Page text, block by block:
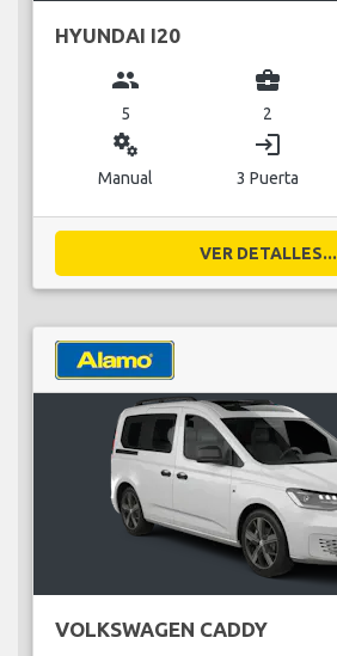
HYUNDAI I20
group
5
business_center
2
miscellaneous_services
Manual
login
3 Puerta
VER DETALLES...
VOLKSWAGEN CADDY